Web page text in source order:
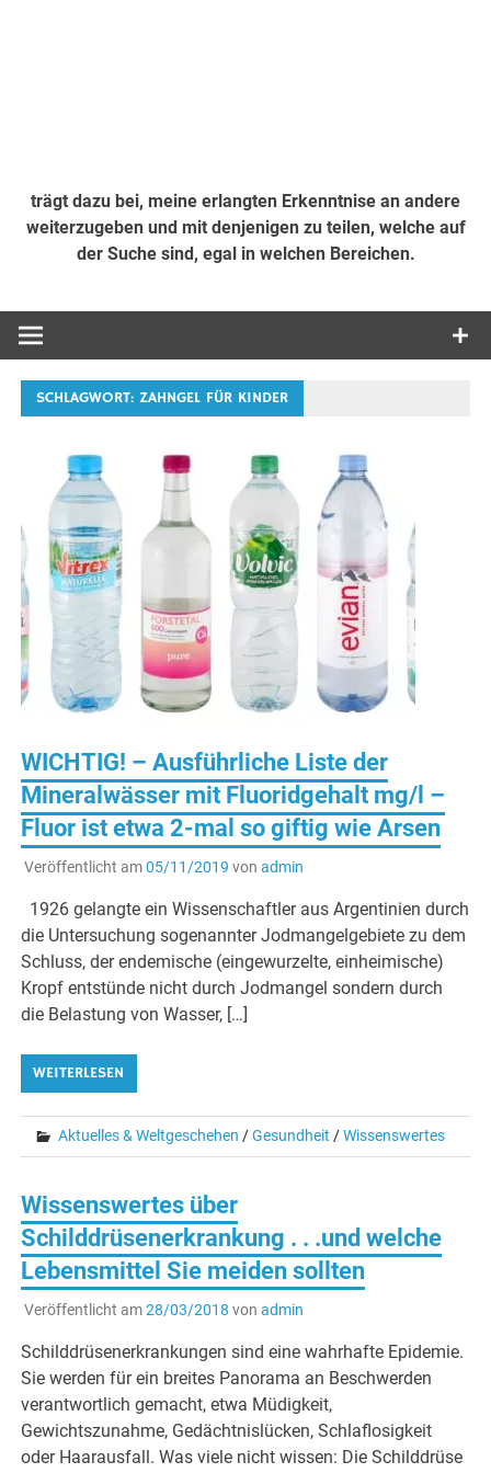
trägt dazu bei, meine erlangten Erkenntnise an andere
weiterzugeben und mit denjenigen zu teilen, welche auf
der Suche sind, egal in welchen Bereichen.
SCHLAGWORT:ZAHNGEL FÜR KINDER
WICHTIG! – Ausführliche Liste der
Mineralwässer mit Fluoridgehalt mg/l –
Fluor ist etwa 2-mal so giftig wie Arsen
Veröffentlicht am05/11/2019 von admin
1926 gelangte ein Wissenschaftler aus Argentinien durch
die Untersuchung sogenannter Jodmangelgebiete zu dem
Schluss, der endemische (eingewurzelte, einheimische)
Kropf entstünde nicht durch Jodmangel sondern durch
die Belastung von Wasser, […]
WEITERLESEN
Aktuelles & Weltgeschehen /Gesundheit /Wissenswertes
Wissenswertes über
Schilddrüsenerkrankung . . .und welche
Lebensmittel Sie meiden sollten
Veröffentlicht am28/03/2018 von admin
Schilddrüsenerkrankungen sind eine wahrhafte Epidemie.
Sie werden für ein breites Panorama an Beschwerden
verantwortlich gemacht, etwa Müdigkeit,
Gewichtszunahme, Gedächtnislücken, Schlaflosigkeit
oder Haarausfall. Was viele nicht wissen: Die Schilddrüse